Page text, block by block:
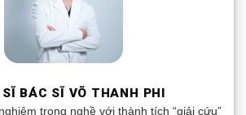
BÁC SĨ VÕ THANH PHI
trong nghề với thành tích “giải cứu”